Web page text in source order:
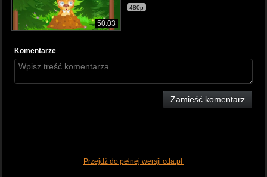
50:03
480p
Komentarze
Zamieść komentarz
Przejdź do pełnej wersji cda.pl